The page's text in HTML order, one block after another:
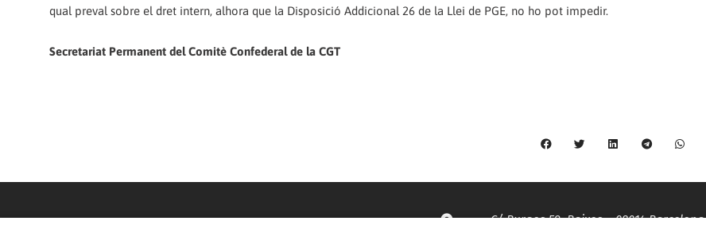
qual preval sobre el dret intern, alhora que la Disposició Addicional 26 de la Llei de PGE, no ho pot impedir.
Secretariat Permanent del Comitè Confederal de la CGT
C/ Burgos 59, Baixos – 08014 Barcelona